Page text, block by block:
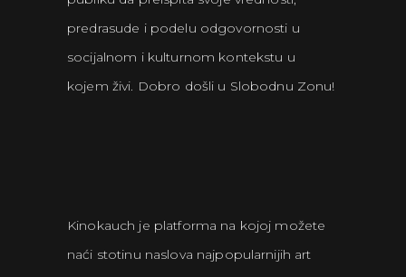
predrasude i podelu odgovornosti u
socijalnom i kulturnom kontekstu u
kojem živi. Dobro došli u Slobodnu Zonu!
Kinokauch je platforma na kojoj možete
naći stotinu naslova najpopularnijih art